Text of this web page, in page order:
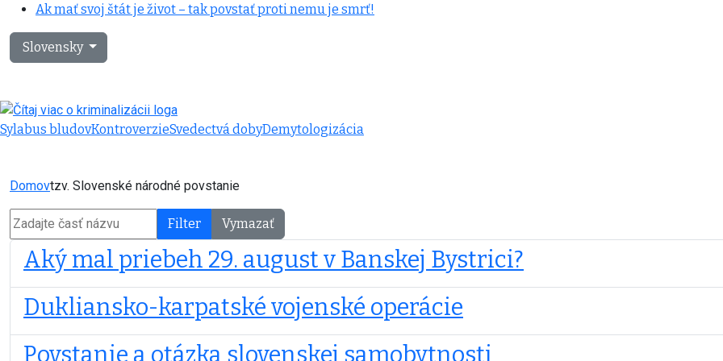
Ak mať svoj štát je život – tak povstať proti nemu je smrť!
Vyberte váš jazyk
Slovensky
Sylabus bludovKontroverzieSvedectvá dobyDemytologizácia
Domovtzv. Slovenské národné povstanie
Zadajte časť názvu Filter Vymazať
Aký mal priebeh 29. august v Banskej Bystrici?
Dukliansko-karpatské vojenské operácie
Povstanie a otázka slovenskej samobytnosti